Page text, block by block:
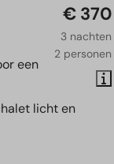
€ 370
3 nachten
2 personen
een
licht en